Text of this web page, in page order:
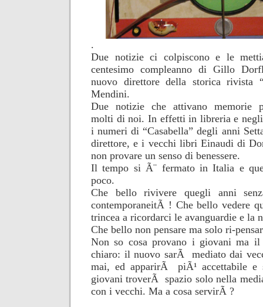
.
Due notizie ci colpiscono e le
centesimo compleanno di Gillo
nuovo direttore della storica rivista
Mendini.
Due notizie che attivano memorie
molti di noi. In effetti in libreria e
i numeri di “Casabella” degli anni
direttore, e i vecchi libri Einaudi di
non provare un senso di benessere.
Il tempo si Ã¨ fermato in Italia e
poco.
Che bello rivivere quegli anni
contemporaneitÃ ! Che bello vedere
trincea a ricordarci le avanguardie e la
Che bello non pensare ma solo ri-
Non so cosa provano i giovani ma il
chiaro: il nuovo sarÃ mediato dai
mai, ed apparirÃ piÃ¹ accettabile e
giovani troverÃ spazio solo nella
con i vecchi. Ma a cosa servirÃ ?